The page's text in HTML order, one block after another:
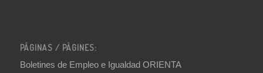
PÁGINAS / PÀGINES:
Boletines de Empleo e Igualdad ORIENTA